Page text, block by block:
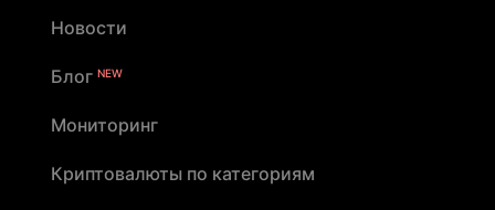
Новости
Блог NEW
Мониторинг
Криптовалюты по категориям